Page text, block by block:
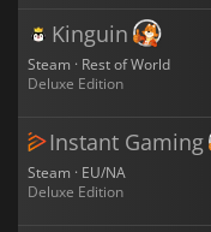
Kinguin
Steam · Rest of World
Deluxe Edition
Instant Gaming
Steam · EU/NA
Deluxe Edition